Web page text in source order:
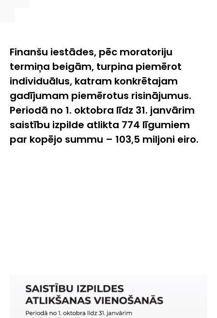
Finanšu iestādes, pēc moratoriju
termiņa beigām, turpina piemērot
individuālus, katram konkrētajam
gadījumam piemērotus risinājumus.
Periodā no 1. oktobra līdz 31. janvārim
saistību izpilde atlikta 774 līgumiem
par kopējo summu – 103,5 miljoni eiro.